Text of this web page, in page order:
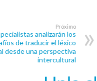
Próximo
analizarán los
de traducir el léxico
desde una perspectiva
intercultural